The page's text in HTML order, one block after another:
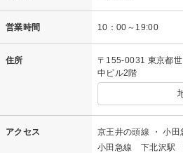
営業時間 10：00～19:00
住所
〒155-0031 東京都
中ビル2階
アクセス
京王井の頭線 ・ 小
小田急線 下北沢駅